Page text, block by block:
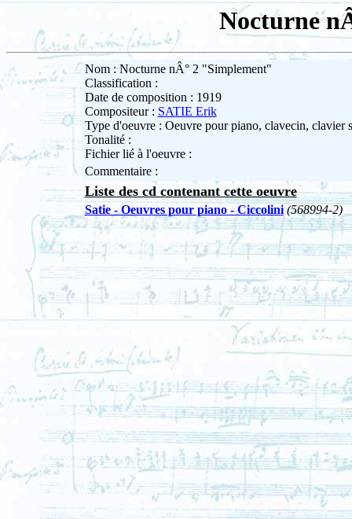
Nocturne
Nom : Nocturne nÂ° 2 "Simplement"
Classification :
Date de composition : 1919
Compositeur : SATIE Erik
Type d'oeuvre : Oeuvre pour piano, clavecin, clavier
Tonalité :
Fichier lié à l'oeuvre :
Commentaire :
Liste des cd contenant cette oeuvre
Satie - Oeuvres pour piano - Ciccolini (568994-2)